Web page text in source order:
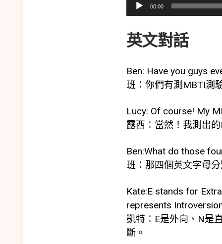
訊
播
放
00:00
英文對話
Ben: Have you guys
班：你們有測MBTI測
Lucy: Of course! My
露西：當然！我測出
Ben:What do those
班：那四個英文字母
Kate:E stands for
represents
凱特：E是外向、N是
斷。